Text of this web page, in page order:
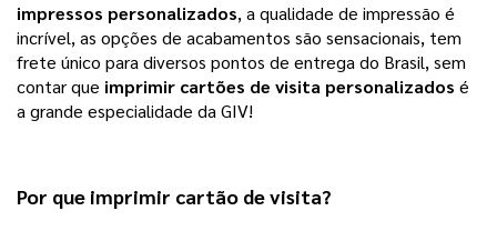
impressos personalizados, a qualidade de impressão é
incrível, as opções de acabamentos são sensacionais, tem
frete único para diversos pontos de entrega do Brasil, sem
contar que imprimir cartões de visita personalizados é
a grande especialidade da GIV!
Por que imprimir cartão de visita?